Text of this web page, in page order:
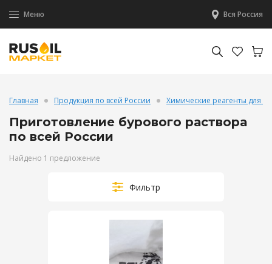
Меню Вся Россия
Главная Продукция по всей России Химические реагенты для
Приготовление бурового раствора
по всей России
Найдено 1 предложение
Фильтр